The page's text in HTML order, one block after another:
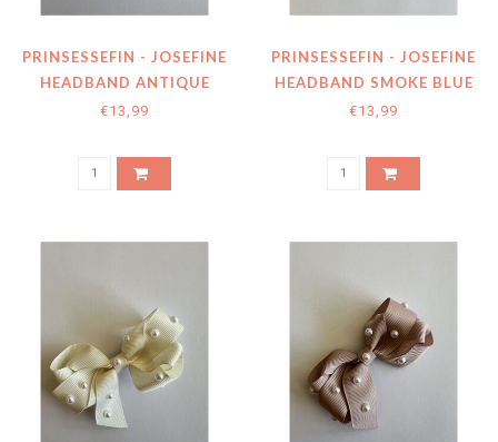
PRINSESSEFIN - JOSEFINE
HEADBAND ANTIQUE
WHITE
€13,99
PRINSESSEFIN - JOSEFINE
HEADBAND SMOKE BLUE
€13,99